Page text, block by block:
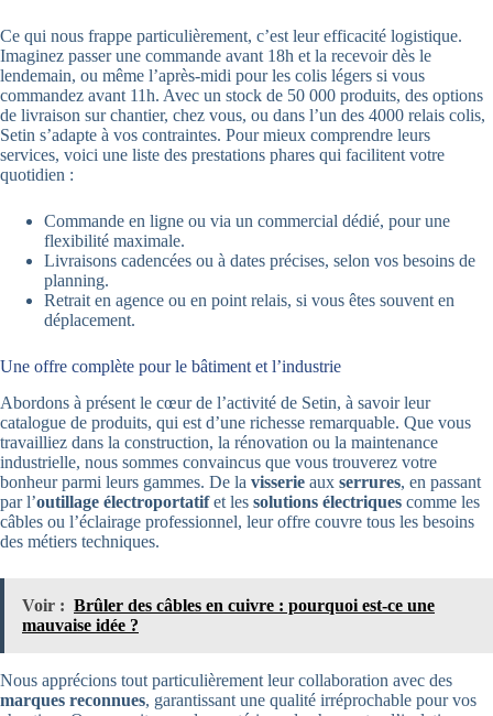
Ce qui nous frappe particulièrement, c’est leur efficacité logistique.
Imaginez passer une commande avant 18h et la recevoir dès le
lendemain, ou même l’après-midi pour les colis légers si vous
commandez avant 11h. Avec un stock de 50 000 produits, des options
de livraison sur chantier, chez vous, ou dans l’un des 4000 relais colis,
Setin s’adapte à vos contraintes. Pour mieux comprendre leurs
services, voici une liste des prestations phares qui facilitent votre
quotidien :
Commande en ligne ou via un commercial dédié, pour une
flexibilité maximale.
Livraisons cadencées ou à dates précises, selon vos besoins de
planning.
Retrait en agence ou en point relais, si vous êtes souvent en
déplacement.
Une offre complète pour le bâtiment et l’industrie
Abordons à présent le cœur de l’activité de Setin, à savoir leur
catalogue de produits, qui est d’une richesse remarquable. Que vous
travailliez dans la construction, la rénovation ou la maintenance
industrielle, nous sommes convaincus que vous trouverez votre
bonheur parmi leurs gammes. De la visserie aux serrures, en passant
par l’outillage électroportatifet les solutions électriques comme les
câbles ou l’éclairage professionnel, leur offre couvre tous les besoins
des métiers techniques.
Voir : Brûler des câbles en cuivre : pourquoi est-ce une
mauvaise idée ?
Nous apprécions tout particulièrement leur collaboration avec des
marques reconnues, garantissant une qualité irréprochable pour vos